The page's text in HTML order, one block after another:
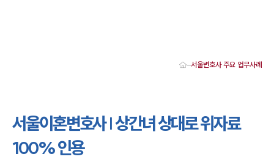
강남이혼변호사
서울학교폭력변호사
서울부동산변호사
서울음주운전·교통사고변호사
서울변호사 주요 업무사례
서울이혼변호사 | 상간녀 상대로 위자료
100% 인용